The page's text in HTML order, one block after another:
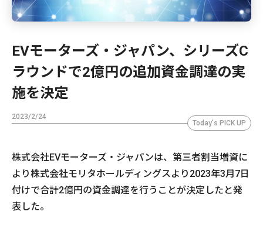
EVモーターズ・ジャパン、シリーズC
ラウンドで2億円の追加資金調達の実
施を決定
2023/2/24
Today's PICK UP
株式会社EVモーターズ・ジャパンは、第三者割当増資に
より株式会社モリタホールディングスより2023年3月7日
付けで合計2億円の資金調達を行うことが決定したと発
表した。